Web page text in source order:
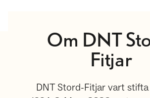
Om DNT
Fitjar
DNT Stord-Fitjar vart stifta